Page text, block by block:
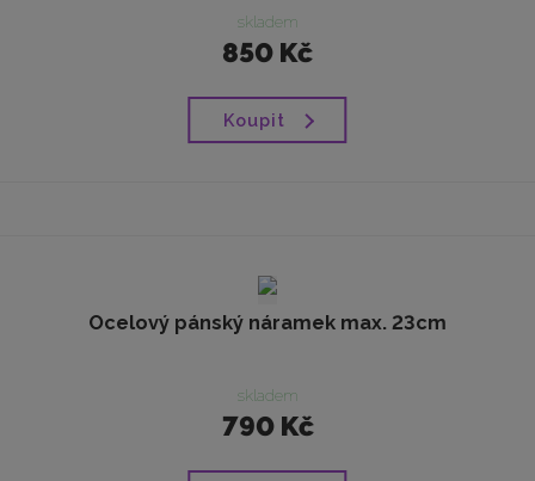
skladem
850 Kč
Koupit
Ocelový pánský náramek max. 23cm
skladem
790 Kč